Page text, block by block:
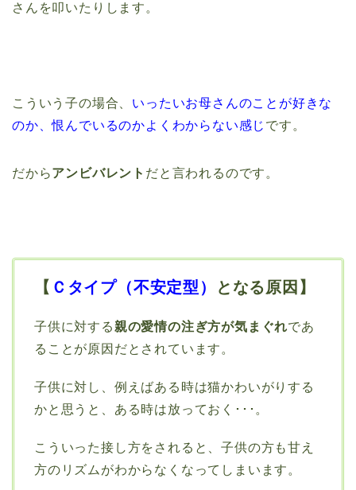
さんを叩いたりします。
こういう子の場合、 いったいお母さんのことが好きな
のか、恨んでいるのかよくわからない感じ です。
だからアンビバレント だと言われるのです。
【 Ｃタイプ（不安定型） となる原因】
子供に対する親の愛情の注ぎ方が気まぐれであ
ることが原因だとされています。
子供に対し、例えばある時は猫かわいがりする
かと思うと、ある時は放っておく･･･。
こういった接し方をされると、子供の方も甘え
方のリズムがわからなくなってしまいます。